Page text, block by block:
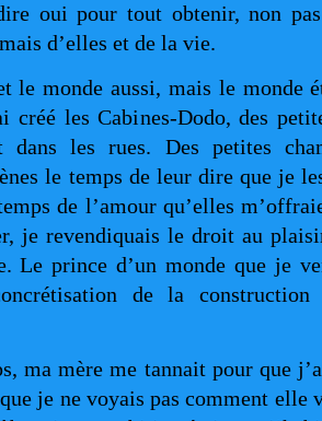
oui pour tout obtenir, non
d’elles et de la vie.
le monde aussi, mais le monde
créé les Cabines-Dodo, des
dans les rues. Des petites
le temps de leur dire que je
de l’amour qu’elles
je revendiquais le droit au
Le prince d’un monde que je
de la construction
ma mère me tannait pour que
je ne voyais pas comment elle